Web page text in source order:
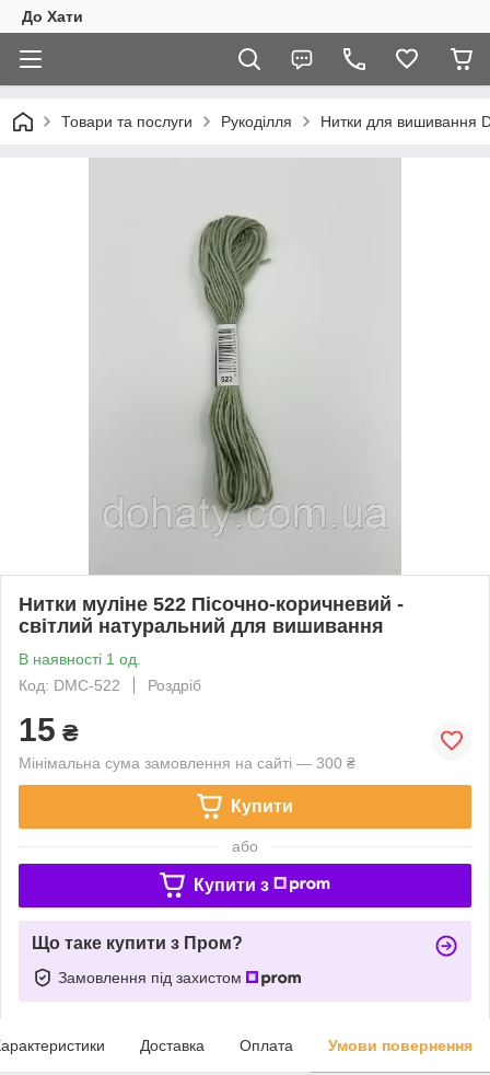
До Хати
Товари та послуги Рукоділля Нитки для вишивання
Нитки муліне 522 Пісочно-коричневий -
світлий натуральний для вишивання
В наявності 1 од.
Код: DMC-522
Роздріб
15 ₴
Мінімальна сума замовлення на сайті — 300 ₴
Купити
або
Купити з
Що таке купити з Пром?
Замовлення під захистом
Доставка Оплата Умови повернення